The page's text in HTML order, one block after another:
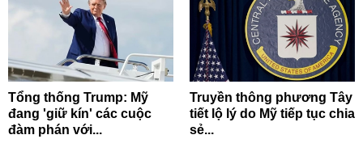
Tổng thống Trump: Mỹ
đang 'giữ kín' các cuộc
đàm phán với...
Truyền thông phương Tây
tiết lộ lý do Mỹ tiếp tục chia
sẻ...